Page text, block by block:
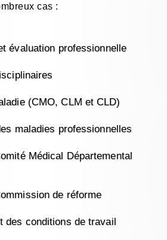
cas :
évaluation professionnelle
(CMO, CLM et CLD)
maladies professionnelles
Médical Départemental
de réforme
des conditions de travail